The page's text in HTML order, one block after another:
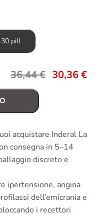
30 pill
36,44€ 30,36€
acquistare Inderal La
consegna in 5–14
discreto e
ipertensione, angina
dell’emicrania e
i recettori